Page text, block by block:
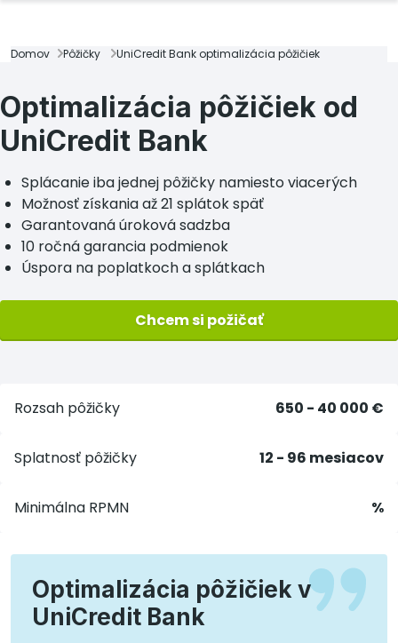
Domov Pôžičky UniCredit Bank optimalizácia pôžičiek
Optimalizácia pôžičiek od
UniCredit Bank
Splácanie iba jednej pôžičky namiesto viacerých
Možnosť získania až 21 splátok späť
Garantovaná úroková sadzba
10 ročná garancia podmienok
Úspora na poplatkoch a splátkach
Chcem si požičať
Rozsah pôžičky 650 - 40 000 €
Splatnosť pôžičky 12 - 96 mesiacov
Minimálna RPMN %
Optimalizácia pôžičiek v
UniCredit Bank